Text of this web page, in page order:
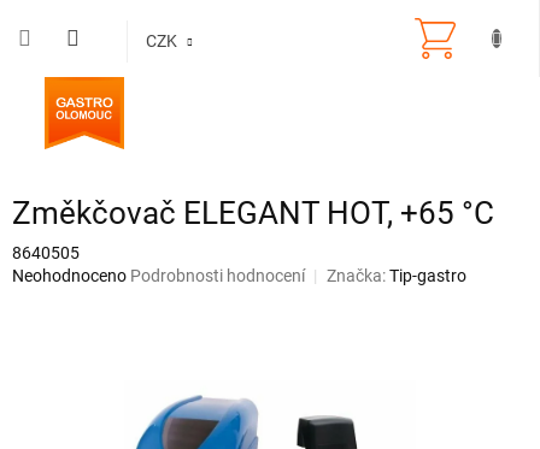
CZK
Změkčovač ELEGANT HOT, +65 °C
8640505
Průměrné
Neohodnoceno Podrobnosti hodnocení Značka:Tip-gastro